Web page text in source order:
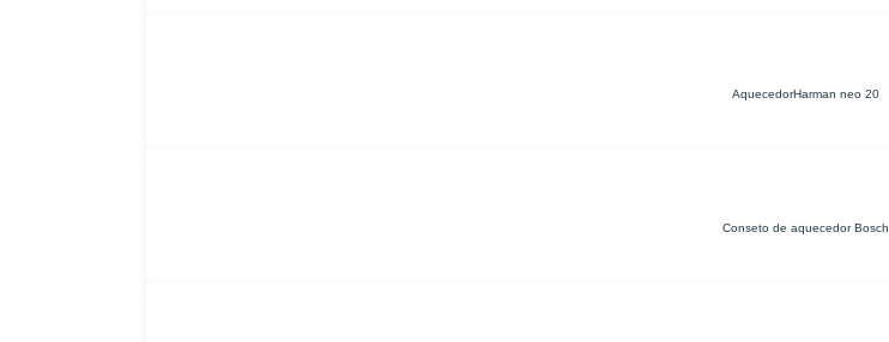
AquecedorHarman neo 20
Conseto de aquecedor Bosch